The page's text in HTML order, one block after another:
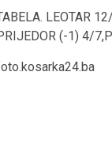
LEOTAR
(-1) 4/